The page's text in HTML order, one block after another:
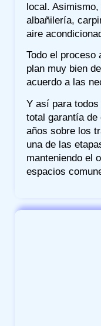
local.
albañilería,
aire
Todo el proceso
plan muy bien
acuerdo a las
Y así para
total garantía de
años sobre los
una de las
manteniendo el
espacios